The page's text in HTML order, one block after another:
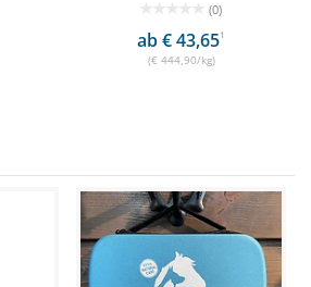
(0)
ab € 43,651
(€ 444,90/kg)